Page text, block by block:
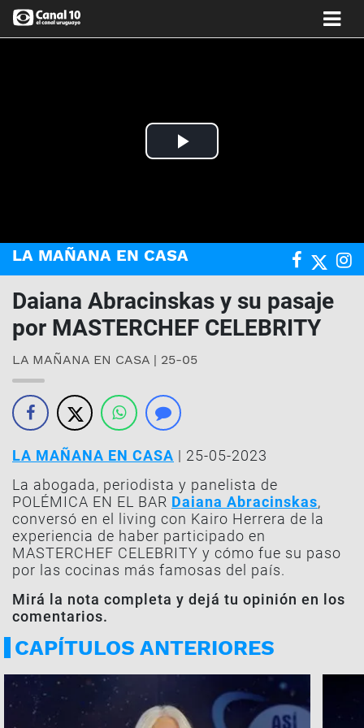
Play
LA MAÑANA EN CASA
Daiana Abracinskas y su pasaje
por MASTERCHEF CELEBRITY
LA MAÑANA EN CASA | 25-05
LA MAÑANA EN CASA | 25-05-2023
La abogada, periodista y panelista de
POLÉMICA EN EL BAR Daiana Abracinskas,
conversó en el living con Kairo Herrera de la
experiencia de haber participado en
MASTERCHEF CELEBRITY y cómo fue su paso
por las cocinas más famosas del país.
Mirá la nota completa y dejá tu opinión en los
comentarios.
CAPÍTULOS ANTERIORES